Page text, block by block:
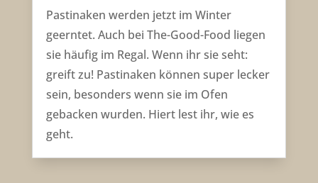
Pastinaken werden jetzt im Winter
geerntet. Auch bei The-Good-Food liegen
sie häufig im Regal. Wenn ihr sie seht:
greift zu! Pastinaken können super lecker
sein, besonders wenn sie im Ofen
gebacken wurden. Hiert lest ihr, wie es
geht.